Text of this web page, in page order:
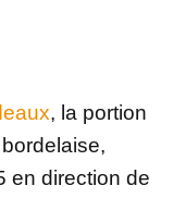
, la portion
en direction de